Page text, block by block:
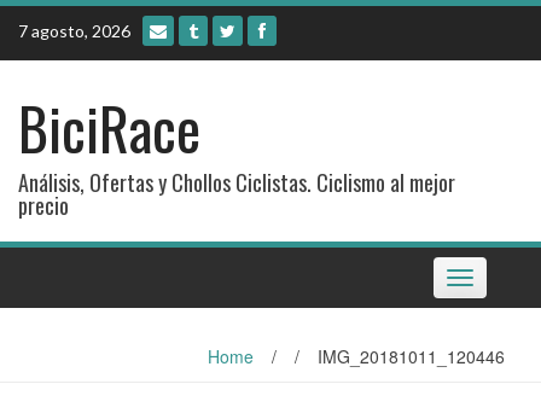
Skip
content
7 agosto, 2026
BiciRace
Análisis, Ofertas y Chollos Ciclistas. Ciclismo al mejor
precio
Toggle
navigation
Home / / IMG_20181011_120446